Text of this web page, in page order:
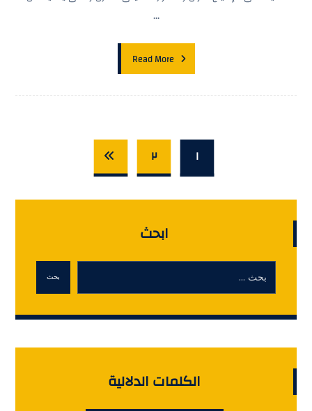
...
Read More
١ ٢
ابحث
بحث
الكلمات الدلالية